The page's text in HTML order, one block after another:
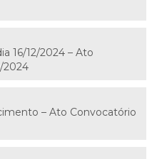
16/12/2024 – Ato
2024
– Ato Convocatório